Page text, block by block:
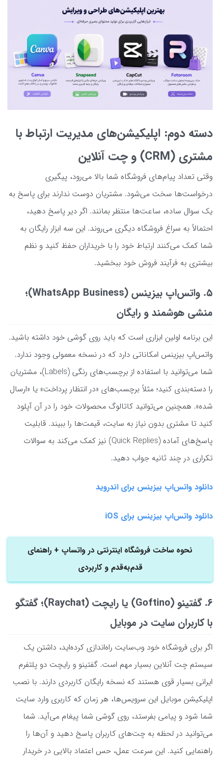
دسته دوم: اپلیکیشن‌های مدیریت ارتباط با
مشتری (CRM) و چت آنلاین
وقتی تعداد پیام‌های فروشگاه شما بالا می‌رود، پیگیری
درخواست‌ها سخت می‌شود. مشتریان دوست ندارند برای پاسخ به
یک سوال ساده، ساعت‌ها منتظر بمانند. اگر دیر پاسخ دهید،
احتمالاً به سراغ فروشگاه دیگری می‌روند. این سه ابزار رایگان به
شما کمک می‌کنند ارتباط خود را با خریداران حفظ کنید و نظم
بیشتری به فرآیند فروش خود ببخشید.
۵. واتس‌اپ بیزینس (WhatsApp Business)؛
منشی هوشمند و رایگان
این برنامه اولین ابزاری است که باید روی گوشی خود داشته باشید.
واتس‌اپ بیزینس امکاناتی دارد که در نسخه معمولی وجود ندارد.
شما می‌توانید با استفاده از برچسب‌های رنگی (Labels)، مشتریان
را دسته‌بندی کنید؛ مثلاً برچسب‌های «در انتظار پرداخت» یا «ارسال
شده». همچنین می‌توانید کاتالوگ محصولات خود را در آن آپلود
کنید تا مشتری بدون نیاز به سایت، قیمت‌ها را ببیند. قابلیت
پاسخ‌های آماده (Quick Replies) نیز کمک می‌کند به سوالات
تکراری در چند ثانیه جواب دهید.
دانلود واتس‌اپ بیزینس برای اندروید
دانلود واتس‌اپ بیزینس برای iOS
نحوه ساخت فروشگاه اینترنتی در واتساپ + راهنمای
قدم‌به‌قدم و کاربردی
۶. گفتینو (Goftino) یا رایچت (Raychat)؛ گفتگو
با کاربران سایت در موبایل
اگر برای فروشگاه خود وب‌سایت راه‌اندازی کرده‌اید، داشتن یک
سیستم چت آنلاین بسیار مهم است. گفتینو و رایچت دو پلتفرم
ایرانی بسیار قوی هستند که نسخه رایگان کاربردی دارند. با نصب
اپلیکیشن موبایل این سرویس‌ها، هر زمان که کاربری وارد سایت
شما شود و پیامی بفرستد، روی گوشی شما پیغام می‌آید. شما
می‌توانید در لحظه به چت‌های کاربران پاسخ دهید و آن‌ها را
راهنمایی کنید. این سرعت عمل، حس اعتماد بالایی در خریدار